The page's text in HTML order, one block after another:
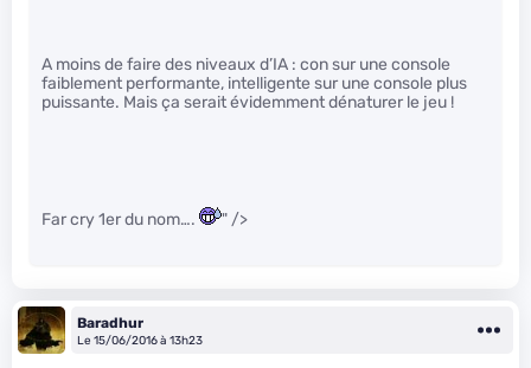
A moins de faire des niveaux d’IA : con sur une console
faiblement performante, intelligente sur une console plus
puissante. Mais ça serait évidemment dénaturer le jeu !
Far cry 1er du nom…. " />
Baradhur
Le 15/06/2016 à 13h23